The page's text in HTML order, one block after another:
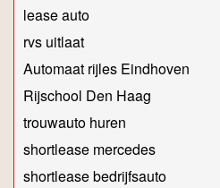
lease auto
rvs uitlaat
Automaat rijles Eindhoven
Rijschool Den Haag
trouwauto huren
shortlease mercedes
shortlease bedrijfsauto